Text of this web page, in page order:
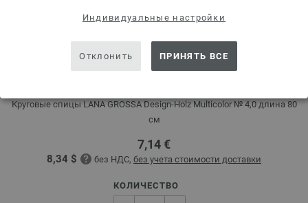
Индивидуальные настройки
Отклонить ПРИНЯТЬ ВСЕ
Круговые спицы Design-Holz Multicolor № 4,0
длина 80 см
Круговые спицы LANA GROSSA Design-Holz Multicolor № 4,0 длина 80
см
7,14 €
8,34 $ без НДС, без учета стоимости доставки
КОЛИЧЕСТВО